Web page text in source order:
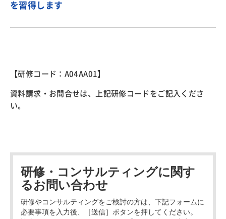
を習得します
【研修コード：A04AA01】
資料請求・お問合せは、上記研修コードをご記入くださ
い。